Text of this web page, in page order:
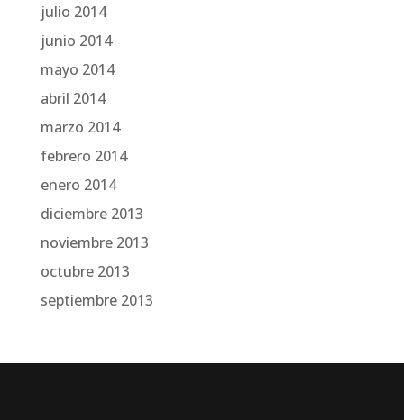
julio 2014
junio 2014
mayo 2014
abril 2014
marzo 2014
febrero 2014
enero 2014
diciembre 2013
noviembre 2013
octubre 2013
septiembre 2013